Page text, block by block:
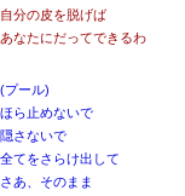
自分の皮を脱げば
あなたにだってできるわ
(プール)
ほら止めないで
隠さないで
全てをさらけ出して
さあ、そのまま